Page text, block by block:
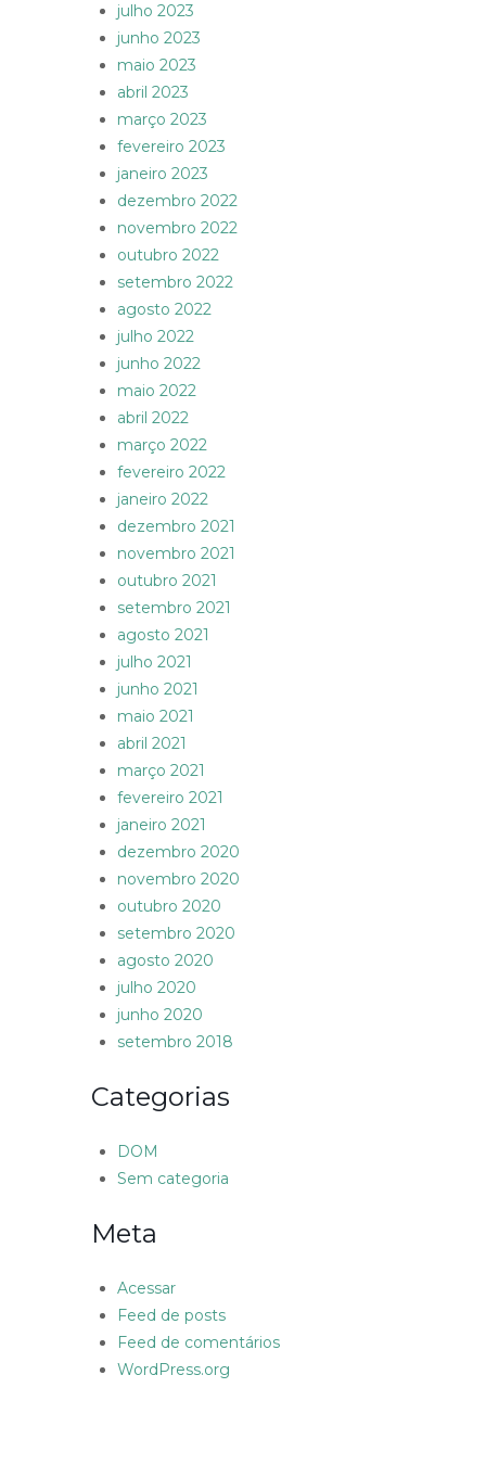
julho 2023
junho 2023
maio 2023
abril 2023
março 2023
fevereiro 2023
janeiro 2023
dezembro 2022
novembro 2022
outubro 2022
setembro 2022
agosto 2022
julho 2022
junho 2022
maio 2022
abril 2022
março 2022
fevereiro 2022
janeiro 2022
dezembro 2021
novembro 2021
outubro 2021
setembro 2021
agosto 2021
julho 2021
junho 2021
maio 2021
abril 2021
março 2021
fevereiro 2021
janeiro 2021
dezembro 2020
novembro 2020
outubro 2020
setembro 2020
agosto 2020
julho 2020
junho 2020
setembro 2018
Categorias
DOM
Sem categoria
Meta
Acessar
Feed de posts
Feed de comentários
WordPress.org